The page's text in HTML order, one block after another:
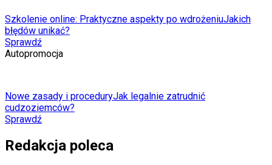
Szkolenie online: Praktyczne aspekty po wdrożeniuJakich
błędów unikać?
Sprawdź
Autopromocja
Nowe zasady i proceduryJak legalnie zatrudnić
cudzoziemców?
Sprawdź
Redakcja poleca